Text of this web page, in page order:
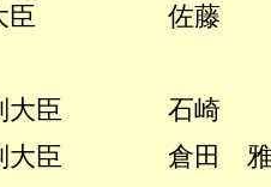
佐藤 勉
石崎
倉田 雅